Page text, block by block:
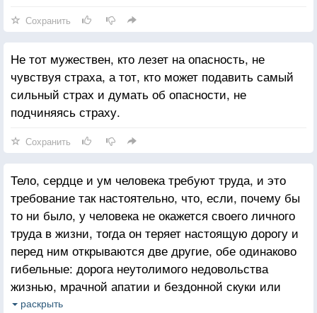
Сохранить
Не тот мужествен, кто лезет на опасность, не
чувствуя страха, а тот, кто может подавить самый
сильный страх и думать об опасности, не
подчиняясь страху.
Сохранить
Тело, сердце и ум человека требуют труда, и это
требование так настоятельно, что, если, почему бы
то ни было, у человека не окажется своего личного
труда в жизни, тогда он теряет настоящую дорогу и
перед ним открываются две другие, обе одинаково
гибельные: дорога неутолимого недовольства
жизнью, мрачной апатии и бездонной скуки или
дорога добровольного, незаметного
раскрыть